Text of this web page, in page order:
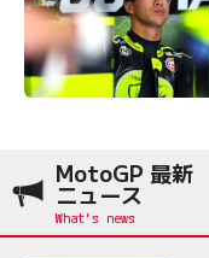
MotoGP 最新
ニュース